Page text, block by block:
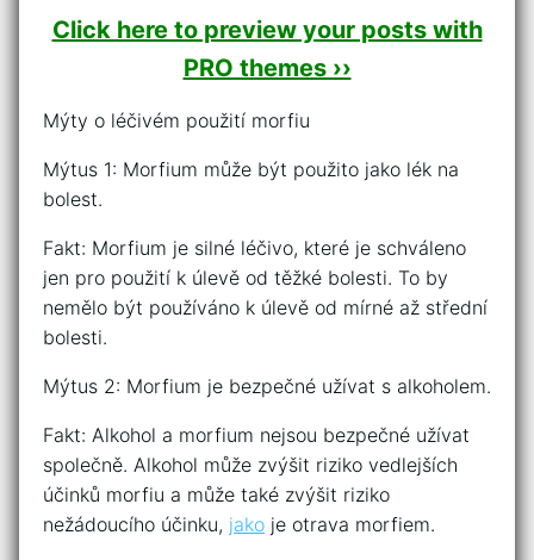
Click here to preview your posts with
PRO themes ››
Mýty o léčivém použití morfiu
Mýtus 1: Morfium může být použito jako lék na
bolest.
Fakt: Morfium je silné léčivo, které je schváleno
jen pro použití k úlevě od těžké bolesti. To by
nemělo být používáno k úlevě od mírné až střední
bolesti.
Mýtus 2: Morfium je bezpečné užívat s alkoholem.
Fakt: Alkohol a morfium nejsou bezpečné užívat
společně. Alkohol může zvýšit riziko vedlejších
účinků morfiu a může také zvýšit riziko
nežádoucího účinku, jako je otrava morfiem.